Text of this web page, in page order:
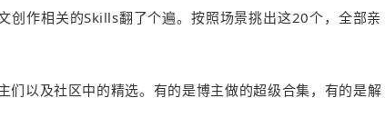
创作相关的Skills翻了个遍。按照场景挑出这20个，全部亲
们以及社区中的精选。有的是博主做的超级合集，有的是解